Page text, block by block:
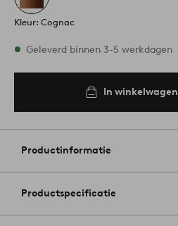
Kleur: Cognac
Op voorraad
Geleverd binnen 3-5 werkdagen
In winkelwagen
Productinformatie
Productspecificatie